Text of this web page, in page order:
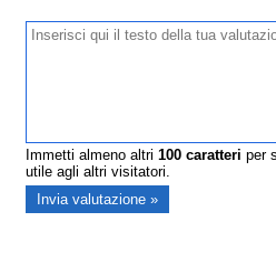
Immetti almeno altri100 caratteri per
utile agli altri visitatori.